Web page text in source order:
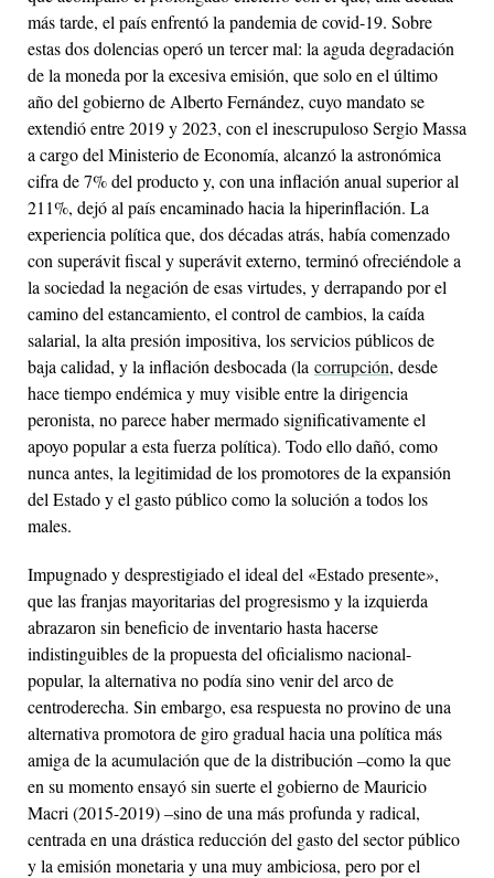
más tarde, el país enfrentó la pandemia de covid-19. Sobre
estas dos dolencias operó un tercer mal: la aguda degradación
de la moneda por la excesiva emisión, que solo en el último
año del gobierno de Alberto Fernández, cuyo mandato se
extendió entre 2019 y 2023, con el inescrupuloso Sergio Massa
a cargo del Ministerio de Economía, alcanzó la astronómica
cifra de 7% del producto y, con una inflación anual superior al
211%, dejó al país encaminado hacia la hiperinflación. La
experiencia política que, dos décadas atrás, había comenzado
con superávit fiscal y superávit externo, terminó ofreciéndole a
la sociedad la negación de esas virtudes, y derrapando por el
camino del estancamiento, el control de cambios, la caída
salarial, la alta presión impositiva, los servicios públicos de
baja calidad, y la inflación desbocada (la corrupción, desde
hace tiempo endémica y muy visible entre la dirigencia
peronista, no parece haber mermado significativamente el
apoyo popular a esta fuerza política). Todo ello dañó, como
nunca antes, la legitimidad de los promotores de la expansión
del Estado y el gasto público como la solución a todos los
males.
Impugnado y desprestigiado el ideal del «Estado presente»,
que las franjas mayoritarias del progresismo y la izquierda
abrazaron sin beneficio de inventario hasta hacerse
indistinguibles de la propuesta del oficialismo nacional-
popular, la alternativa no podía sino venir del arco de
centroderecha. Sin embargo, esa respuesta no provino de una
alternativa promotora de giro gradual hacia una política más
amiga de la acumulación que de la distribución –como la que
en su momento ensayó sin suerte el gobierno de Mauricio
Macri (2015-2019) –sino de una más profunda y radical,
centrada en una drástica reducción del gasto del sector público
y la emisión monetaria y una muy ambiciosa, pero por el